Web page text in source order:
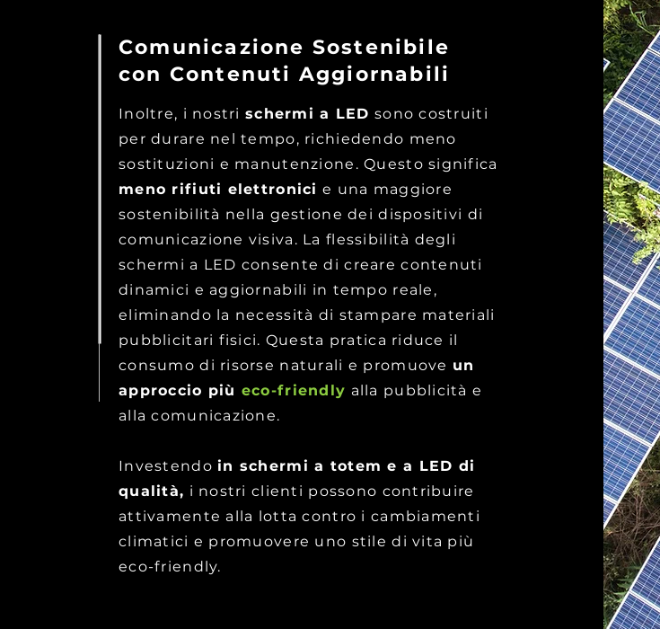
Comunicazione Sostenibile
con Contenuti Aggiornabili
Inoltre, i nostrischermi a LED sono costruiti
per durare nel tempo, richiedendo meno
sostituzioni e manutenzione. Questo significa
meno rifiuti elettronici e una maggiore
sostenibilità nella gestione dei dispositivi di
comunicazione visiva. La flessibilità degli
schermi a LED consente di creare contenuti
dinamici e aggiornabili in tempo reale,
eliminando la necessità di stampare materiali
pubblicitari fisici. Questa pratica riduce il
consumo di risorse naturali e promuove un
approccio più eco-friendly alla pubblicità e
alla comunicazione.
Investendo in schermi a totem e a LED di
qualità, i nostri clienti possono contribuire
attivamente alla lotta contro i cambiamenti
climatici e promuovere uno stile di vita più
eco-friendly.